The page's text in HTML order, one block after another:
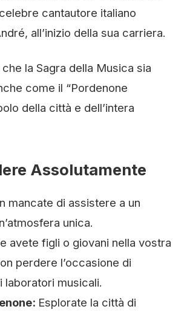
cantautore italiano
all’inizio della sua carriera.
la Sagra della Musica sia
come il “Pordenone
della città e dell’intera
Assolutamente
mancate di assistere a un
unica.
avete figli o giovani nella vostra
perdere l’occasione di
laboratori musicali.
Esplorate la città di